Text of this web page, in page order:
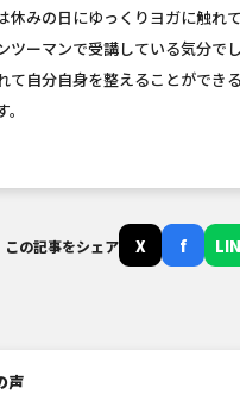
休みの日にゆっくりヨガに触れ
ツーマンで受講している気分で
て自分自身を整えることができ
この記事をシェア X f
声